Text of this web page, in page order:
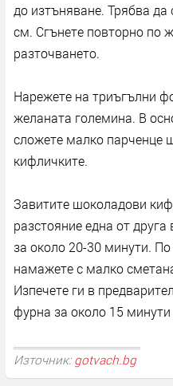
до изтъняване. Трябва
см. Сгънете повторно по
разточването.
Нарежете на триъгълни
желаната големина. В
сложете малко парченце
кифличките.
Завитите шоколадови
разстояние една от
за около 20-30 минути.
намажете с малко
Изпечете ги в
фурна за около 15 минути
Източник: gotvach.bg